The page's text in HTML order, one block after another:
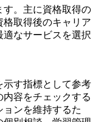
す。主に資格取得の
取得後のキャリア
なサービスを選択
示す指標として参考
容をチェックする
ンを維持するた